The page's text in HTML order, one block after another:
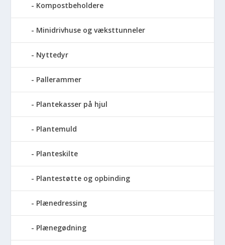
Kompostbeholdere
Minidrivhuse og væksttunneler
Nyttedyr
Pallerammer
Plantekasser på hjul
Plantemuld
Planteskilte
Plantestøtte og opbinding
Plænedressing
Plænegødning